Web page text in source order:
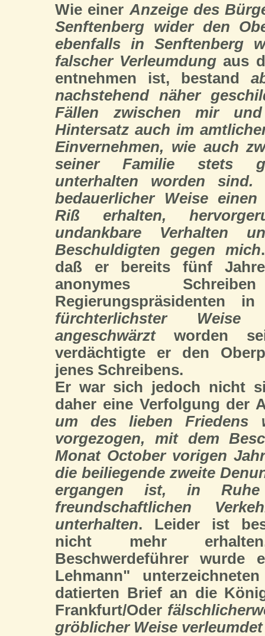
Wie einer Anzeige des
Senftenberg wider den
ebenfalls in Senftenberg
falscher Verleumdung aus
entnehmen ist, bestand
nachstehend näher
Fällen zwischen mir
Hintersatz auch im
Einvernehmen, wie auch
seiner Familie stets
unterhalten worden
bedauerlicher Weise
Riß erhalten,
undankbare Verhalten
Beschuldigten gegen mich
daß er bereits fünf
anonymes
Regierungspräsidenten
fürchterlichster
angeschwärztworden
verdächtigte er den
jenes Schreibens.
Er war sich jedoch nicht
daher eine Verfolgung der
um des lieben Friedens
vorgezogen, mit dem
Monat October vorigen
die beiliegende zweite
ergangen ist, in
freundschaftlichen
unterhalten. Leider ist
nicht mehr
Beschwerdeführer
Lehmann"
datierten Brief an die
Frankfurt/Oder
gröblicher Weise